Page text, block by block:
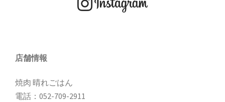
店舗情報
焼肉 晴れごはん
電話： 052-709-2911